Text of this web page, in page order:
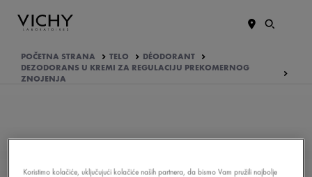
POČETNA STRANA TELO
DÉODORANT
DEZODORANS U KREMI ZA REGULACIJU PREKOMERNOG
ZNOJENJA
Koristimo kolačiće, uključujući kolačiće naših partnera, da bismo Vam pružili najbolje